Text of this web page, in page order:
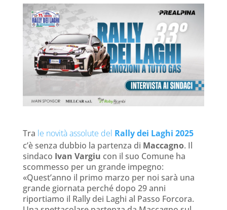
Tra le novità assolute del Rally dei Laghi 2025
c’è senza dubbio la partenza di Maccagno. Il
sindaco Ivan Vargiu con il suo Comune ha
scommesso per un grande impegno:
«Quest’anno il primo marzo per noi sarà una
grande giornata perché dopo 29 anni
riportiamo il Rally dei Laghi al Passo Forcora.